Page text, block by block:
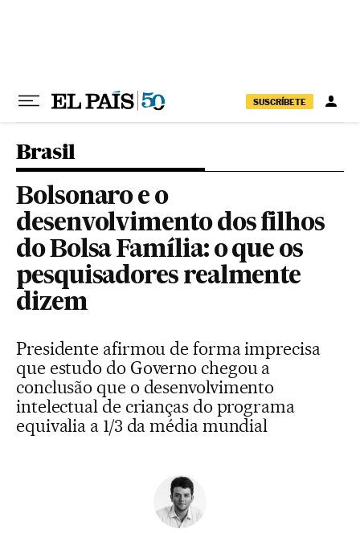
SUSCRÍBETE
Brasil
Bolsonaro e o
desenvolvimento dos filhos
do Bolsa Família: o que os
pesquisadores realmente
dizem
Presidente afirmou de forma imprecisa
que estudo do Governo chegou a
conclusão que o desenvolvimento
intelectual de crianças do programa
equivalia a 1/3 da média mundial